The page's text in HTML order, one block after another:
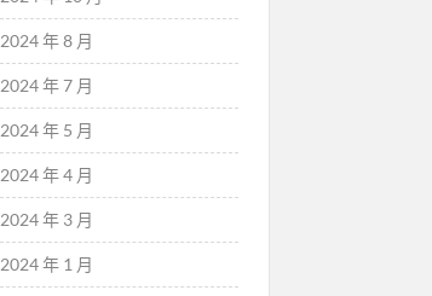
2024 年 8 月
2024 年 7 月
2024 年 5 月
2024 年 4 月
2024 年 3 月
2024 年 1 月